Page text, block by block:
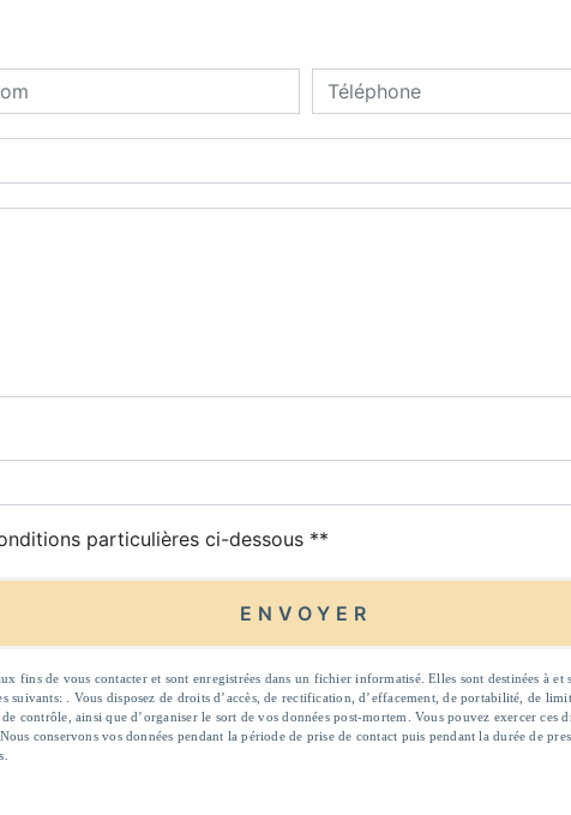
particulières ci-dessous **
ENVOYER
fins de vous contacter et sont enregistrées dans un fichier informatisé. Elles sont destinées à et
suivants: . Vous disposez de droits d’accès, de rectification, d’effacement, de portabilité, de
contrôle, ainsi que d’organiser le sort de vos données post-mortem. Vous pouvez exercer
conservons vos données pendant la période de prise de contact puis pendant la durée de